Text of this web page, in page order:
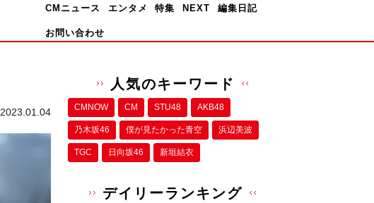
CMニュース エンタメ 特集 NEXT 編集日記
お問い合わせ
2023.01.04
人気のキーワード
CMNOW CM STU48 AKB48
乃木坂46 僕が⾒たかった⻘空 浜辺美波
TGC 日向坂46 新垣結衣
デイリーランキング